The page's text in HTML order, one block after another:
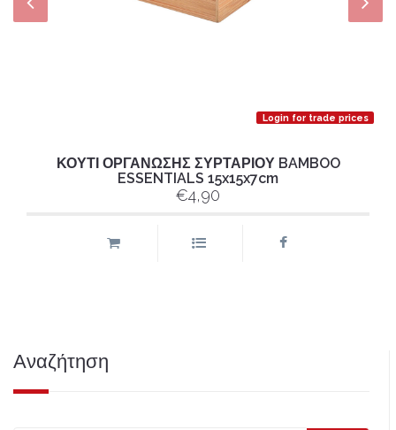
Login for trade prices
ΚΟΥΤΙ ΟΡΓΑΝΩΣΗΣ ΣΥΡΤΑΡΙΟΥ BAMBOO
ESSENTIALS 15x15x7cm
€4,90
Αναζήτηση